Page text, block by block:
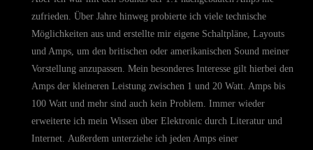
zufrieden. Über Jahre hinweg probierte ich viele technische
Möglichkeiten aus und erstellte mir eigene Schaltpläne, Layouts
und Amps, um den britischen oder amerikanischen Sound meiner
Vorstellung anzupassen. Mein besonderes Interesse gilt hierbei den
Amps der kleineren Leistung zwischen 1 und 20 Watt. Amps bis
100 Watt und mehr sind auch kein Problem. Immer wieder
erweiterte ich mein Wissen über Elektronic durch Literatur und
Internet. Außerdem unterziehe ich jeden Amps einer